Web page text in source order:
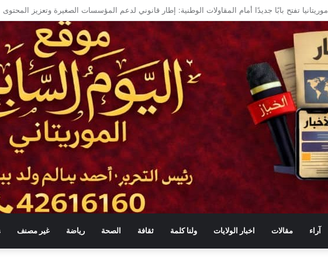
ماذا حققت وزارة الرقمنة في موريتانيا
آراء مقالات اخبار الولايات ولنا كلمة ثقافة الصحة رياضة غير مصنف